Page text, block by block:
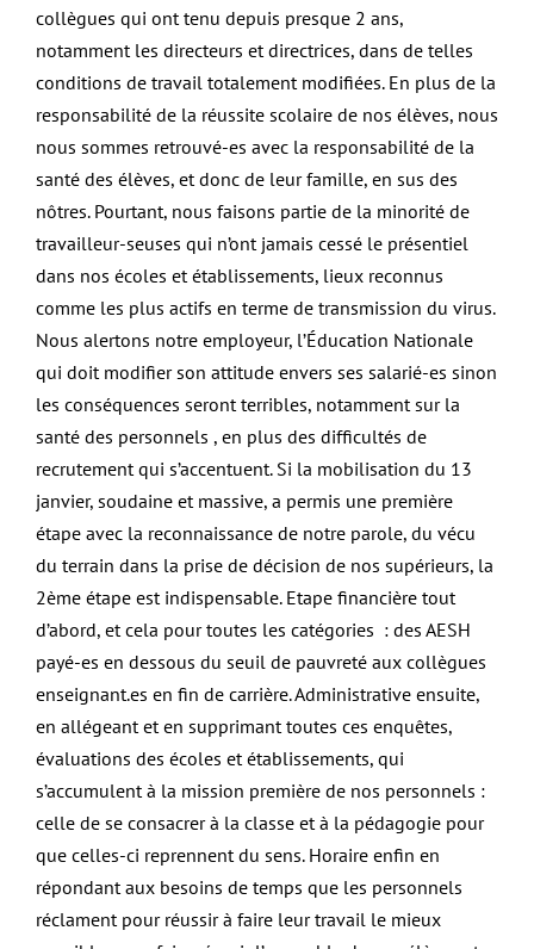
collègues qui ont tenu depuis presque 2 ans,
notamment les directeurs et directrices, dans de telles
conditions de travail totalement modifiées. En plus de la
responsabilité de la réussite scolaire de nos élèves, nous
nous sommes retrouvé-es avec la responsabilité de la
santé des élèves, et donc de leur famille, en sus des
nôtres. Pourtant, nous faisons partie de la minorité de
travailleur-seuses qui n’ont jamais cessé le présentiel
dans nos écoles et établissements, lieux reconnus
comme les plus actifs en terme de transmission du virus.
Nous alertons notre employeur, l’Éducation Nationale
qui doit modifier son attitude envers ses salarié-es sinon
les conséquences seront terribles, notamment sur la
santé des personnels , en plus des difficultés de
recrutement qui s’accentuent. Si la mobilisation du 13
janvier, soudaine et massive, a permis une première
étape avec la reconnaissance de notre parole, du vécu
du terrain dans la prise de décision de nos supérieurs, la
2ème étape est indispensable. Etape financière tout
d’abord, et cela pour toutes les catégories : des AESH
payé-es en dessous du seuil de pauvreté aux collègues
enseignant.es en fin de carrière. Administrative ensuite,
en allégeant et en supprimant toutes ces enquêtes,
évaluations des écoles et établissements, qui
s’accumulent à la mission première de nos personnels :
celle de se consacrer à la classe et à la pédagogie pour
que celles-ci reprennent du sens. Horaire enfin en
répondant aux besoins de temps que les personnels
réclament pour réussir à faire leur travail le mieux